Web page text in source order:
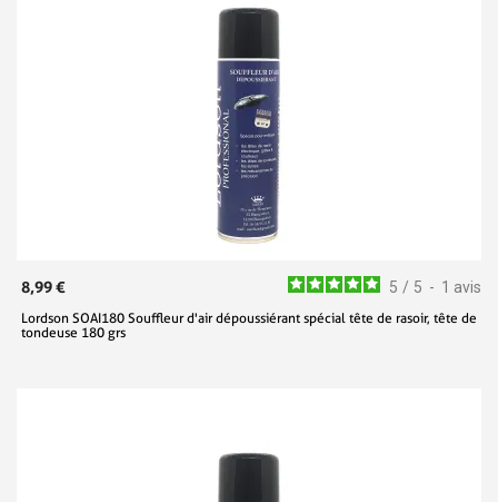
5 / 5 - 1 avis
8,99 €
Lordson SOAI180 Souffleur d'air dépoussiérant spécial tête de rasoir, tête de
tondeuse 180 grs